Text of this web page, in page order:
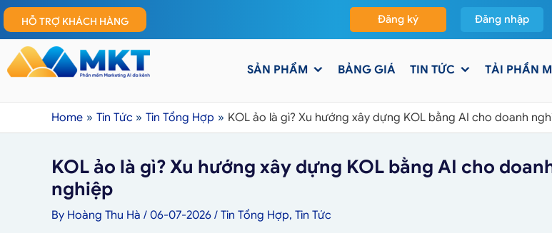
HỖ TRỢ KHÁCH HÀNG Đăng ký Đăng nhập
SẢN PHẨM BẢNG GIÁ TIN TỨC TẢI PHẦN
Home Tin Tức Tin Tổng Hợp KOL ảo là gì? Xu hướng xây dựng KOL bằng AI cho doanh
KOL ảo là gì? Xu hướng xây dựng KOL bằng AI cho
nghiệp
By Hoàng Thu Hà / 06-07-2026 / Tin Tổng Hợp, Tin Tức